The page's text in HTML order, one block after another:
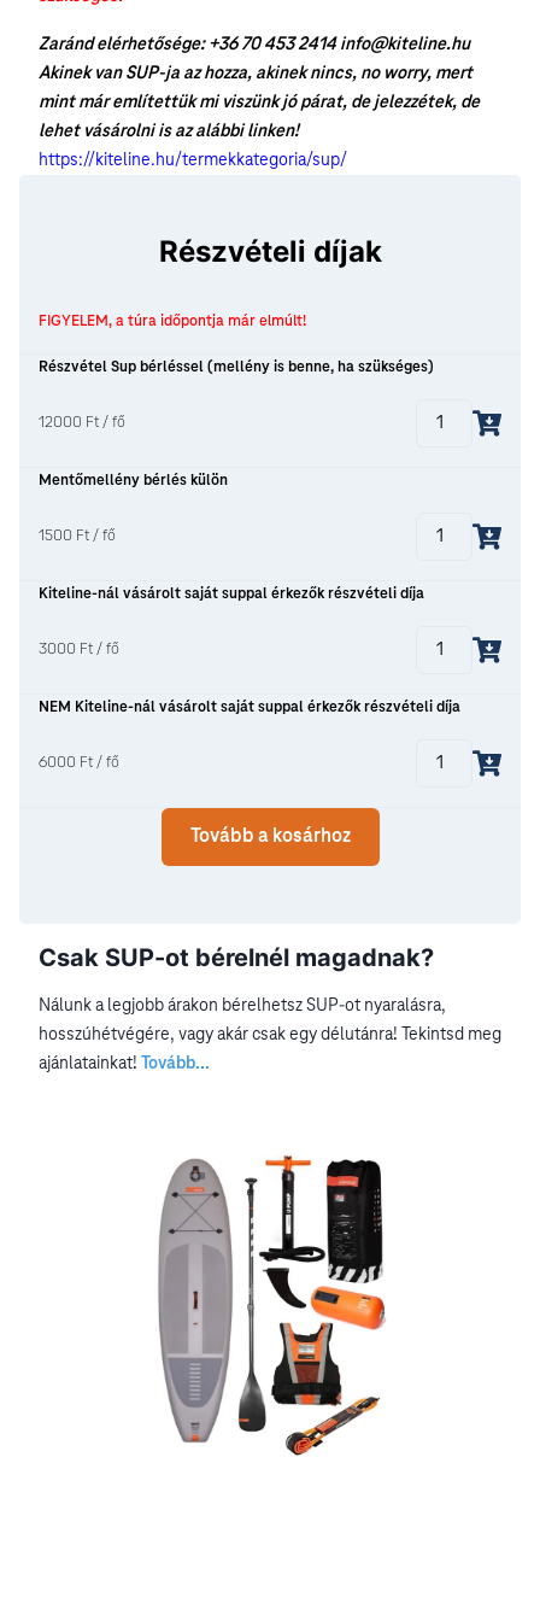
Zaránd elérhetősége: +36 70 453 2414 info@kiteline.hu
Akinek van SUP-ja az hozza, akinek nincs, no worry, mert
mint már említettük mi viszünk jó párat, de jelezzétek, de
lehet vásárolni is az alábbi linken!
https://kiteline.hu/termekkategoria/sup/
Részvételi díjak
FIGYELEM, a túra időpontja már elmúlt!
Részvétel Sup bérléssel (mellény is benne, ha szükséges)
12000 Ft / fő
Mentőmellény bérlés külön
1500 Ft / fő
Kiteline-nál vásárolt saját suppal érkezők részvételi díja
3000 Ft / fő
NEM Kiteline-nál vásárolt saját suppal érkezők részvételi díja
6000 Ft / fő
Tovább a kosárhoz
Csak SUP-ot bérelnél magadnak?
Nálunk a legjobb árakon bérelhetsz SUP-ot nyaralásra,
hosszúhétvégére, vagy akár csak egy délutánra! Tekintsd meg
ajánlatainkat! Tovább...